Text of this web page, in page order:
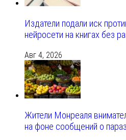
Издатели подали иск
нейросети на книгах без
Авг 4, 2026
Жители Монреаля
на фоне сообщений о